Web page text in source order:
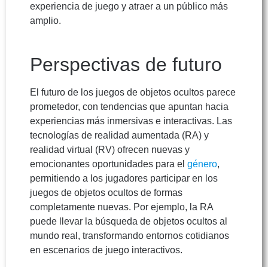
experiencia de juego y atraer a un público más
amplio.
Perspectivas de futuro
El futuro de los juegos de objetos ocultos parece
prometedor, con tendencias que apuntan hacia
experiencias más inmersivas e interactivas. Las
tecnologías de realidad aumentada (RA) y
realidad virtual (RV) ofrecen nuevas y
emocionantes oportunidades para el género,
permitiendo a los jugadores participar en los
juegos de objetos ocultos de formas
completamente nuevas. Por ejemplo, la RA
puede llevar la búsqueda de objetos ocultos al
mundo real, transformando entornos cotidianos
en escenarios de juego interactivos.